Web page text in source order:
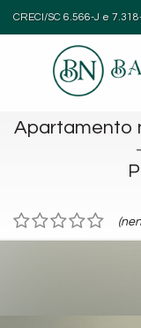
CRECI/SC 6.566-J e
Apartamento